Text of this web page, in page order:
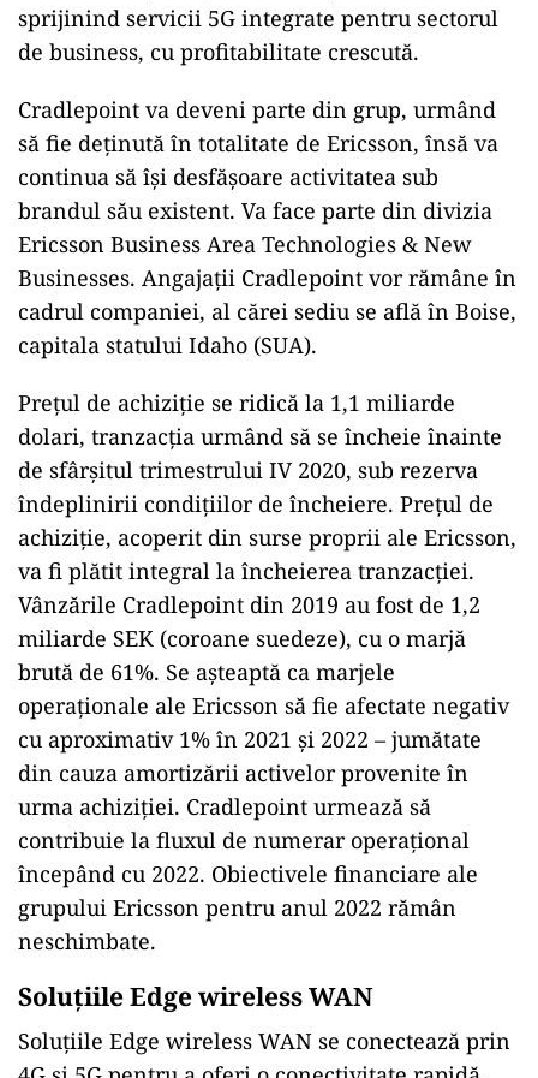
sprijinind servicii 5G integrate pentru sectorul
de business, cu profitabilitate crescută.
ad
Cradlepoint va deveni parte din grup, urmând
să fie deținută în totalitate de Ericsson, însă va
continua să își desfășoare activitatea sub
brandul său existent. Va face parte din divizia
Ericsson Business Area Technologies & New
Businesses. Angajații Cradlepoint vor rămâne în
cadrul companiei, al cărei sediu se află în Boise,
capitala statului Idaho (SUA).
Prețul de achiziție se ridică la 1,1 miliarde
dolari, tranzacția urmând să se încheie înainte
de sfârșitul trimestrului IV 2020, sub rezerva
îndeplinirii condițiilor de încheiere. Prețul de
achiziție, acoperit din surse proprii ale Ericsson,
va fi plătit integral la încheierea tranzacției.
Vânzările Cradlepoint din 2019 au fost de 1,2
miliarde SEK (coroane suedeze), cu o marjă
brută de 61%. Se așteaptă ca marjele
operaționale ale Ericsson să fie afectate negativ